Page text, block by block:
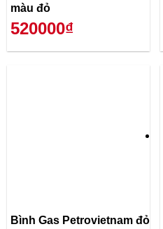
màu đỏ
520000₫
Bình Gas Petrovietnam đỏ